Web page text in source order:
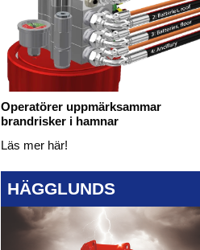
Operatörer uppmärksammar
brandrisker i hamnar
Läs mer här!
HÄGGLUNDS